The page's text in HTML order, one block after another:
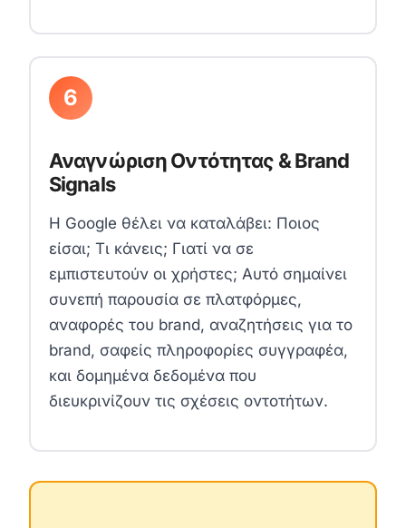
6
Αναγνώριση Οντότητας & Brand
Signals
Η Google θέλει να καταλάβει: Ποιος
είσαι; Τι κάνεις; Γιατί να σε
εμπιστευτούν οι χρήστες; Αυτό σημαίνει
συνεπή παρουσία σε πλατφόρμες,
αναφορές του brand, αναζητήσεις για το
brand, σαφείς πληροφορίες συγγραφέα,
και δομημένα δεδομένα που
διευκρινίζουν τις σχέσεις οντοτήτων.